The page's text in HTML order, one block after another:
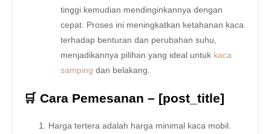
tinggi kemudian mendinginkannya dengan
cepat. Proses ini meningkatkan ketahanan kaca
terhadap benturan dan perubahan suhu,
menjadikannya pilihan yang ideal untuk kaca
samping dan belakang.
🛒 Cara Pemesanan – [post_title]
Harga tertera adalah harga minimal kaca mobil.